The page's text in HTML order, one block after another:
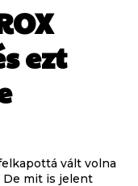
ezt
vált volna
De mit is jelent